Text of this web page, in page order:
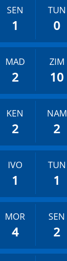
SEN
1
TUN
0
MAD
2
ZIM
10
KEN
2
NAM
2
IVO
1
TUN
1
MOR
4
SEN
2